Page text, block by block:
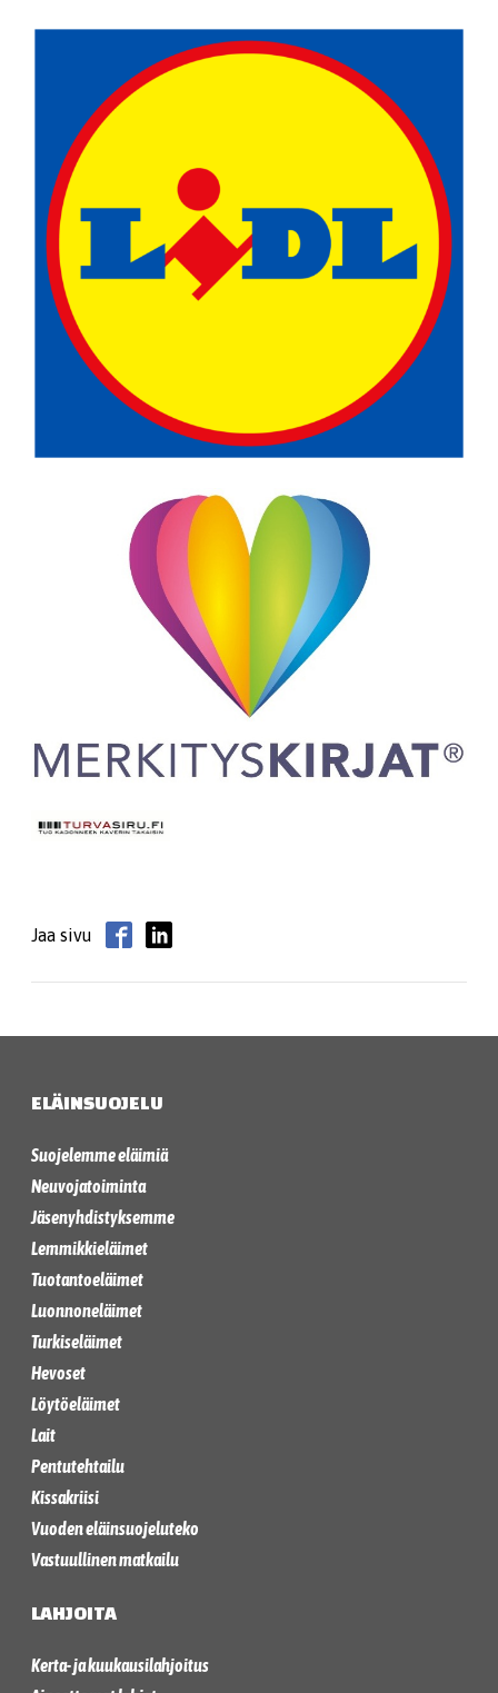
Jaa sivu
ELÄINSUOJELU
Suojelemme eläimiä
Neuvojatoiminta
Jäsenyhdistyksemme
Lemmikkieläimet
Tuotantoeläimet
Luonnoneläimet
Turkiseläimet
Hevoset
Löytöeläimet
Lait
Pentutehtailu
Kissakriisi
Vuoden eläinsuojeluteko
Vastuullinen matkailu
LAHJOITA
Kerta- ja kuukausilahjoitus